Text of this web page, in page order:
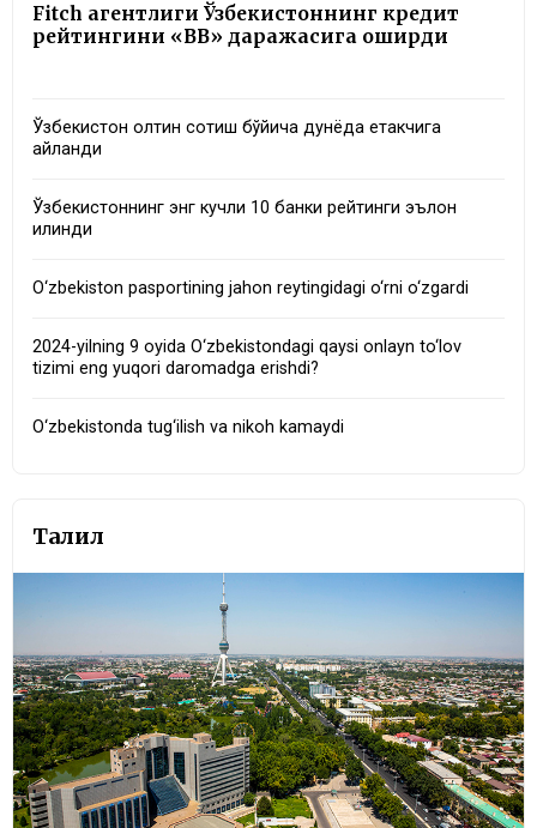
Fitch агентлиги Ўзбекистоннинг кредит
рейтингини «BB» даражасига оширди
Ўзбекистон олтин сотиш бўйича дунёда етакчига
айланди
Ўзбекистоннинг энг кучли 10 банки рейтинги эълон
қилинди
O‘zbekiston pasportining jahon reytingidagi o‘rni o‘zgardi
2024-yilning 9 oyida O‘zbekistondagi qaysi onlayn to‘lov
tizimi eng yuqori daromadga erishdi?
O‘zbekistonda tug‘ilish va nikoh kamaydi
Таҳлил